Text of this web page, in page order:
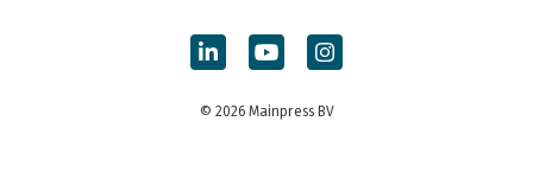
© 2026 Mainpress BV